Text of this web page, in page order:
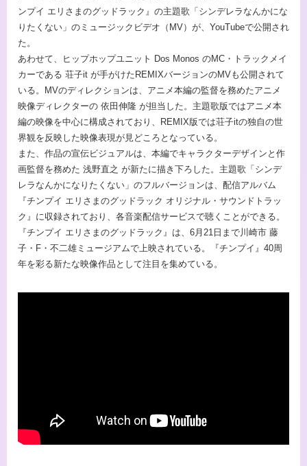
ンプイ エリさまのグッドラック』の主題歌「シンデレラなんかにな
りたくない」のミュージックビデオ（MV）が、YouTubeで公開され
た。
あわせて、ヒップホップユニット Dos Monos のMC・トラックメイ
カーである 荘子it が手がけたREMIXバージョンのMVも公開されて
いる。MVのディレクションは、アニメ本編の監督を務めたアニメ
映像ディレクターの 依田伸隆 が担当した。主題歌版ではアニメ本
編の映像を中心に構成されており、REMIX版では荘子itの独自の世
界観を反映した映像表現が見どころとなっている。
また、作品の宣伝ビジュアルは、本編でキャラクターデザインと作
画監督を務めた 浅野直之 が新たに描き下ろした。主題歌「シンデ
レラなんかになりたくない」のフルバージョンは、配信アルバム
『チンプイ エリさまのグッドラック オリジナル・サウンドトラッ
ク』に収録されており、各音楽配信サービスで聴くことができる。
『チンプイ エリさまのグッドラック』は、6月21日まで川崎市 藤
子・F・不二雄ミュージアムで上映されている。『チンプイ』40周
年を彩る新たな映像作品として注目を集めている。